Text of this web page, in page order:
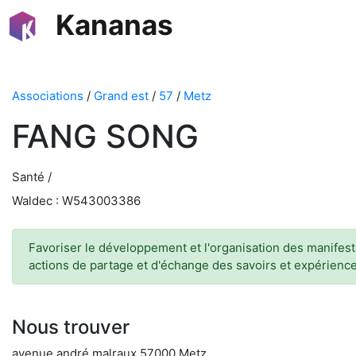
Kananas
Associations / Grand est / 57 / Metz
FANG SONG
Santé /
Waldec : W543003386
Favoriser le développement et l'organisation des
actions de partage et d'échange des savoirs et
Nous trouver